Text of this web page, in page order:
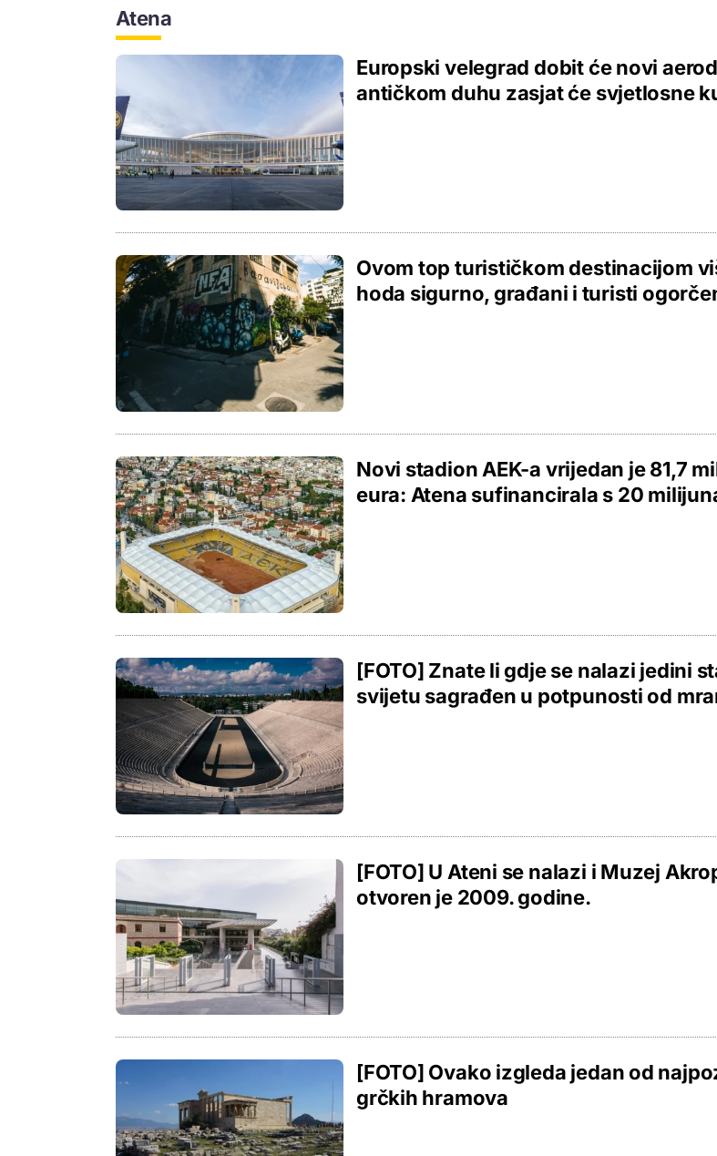
Atena
Europski velegrad dobit će novi
antičkom duhu zasjat će svjetlosne
Ovom top turističkom destinacijom
hoda sigurno, građani i turisti
Novi stadion AEK-a vrijedan je 81,7
eura: Atena sufinancirala s 20
[FOTO] Znate li gdje se nalazi jedini
svijetu sagrađen u potpunosti od
[FOTO] U Ateni se nalazi i Muzej
otvoren je 2009. godine.
[FOTO] Ovako izgleda jedan od
grčkih hramova